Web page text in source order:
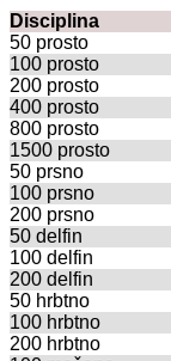
Disciplina
50 prosto
100 prosto
200 prosto
400 prosto
800 prosto
1500 prosto
50 prsno
100 prsno
200 prsno
50 delfin
100 delfin
200 delfin
50 hrbtno
100 hrbtno
200 hrbtno